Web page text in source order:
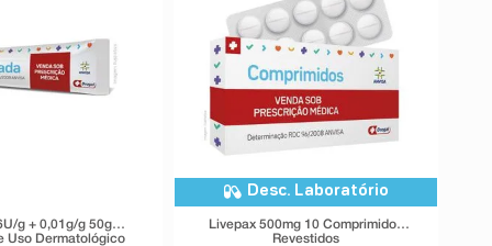
g + 0,01g/g 50g
Uso Dermatológico
Desc. Laboratório
Livepax 500mg 10 Comprimidos
Revestidos